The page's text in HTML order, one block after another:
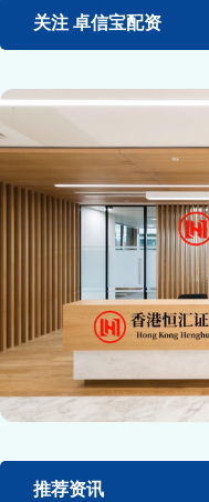
关注 卓信宝配资
推荐资讯